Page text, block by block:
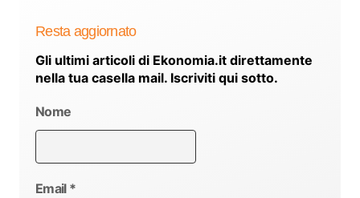
Resta aggiornato
Gli ultimi articoli di Ekonomia.it direttamente
nella tua casella mail. Iscriviti qui sotto.
Nome
Email *